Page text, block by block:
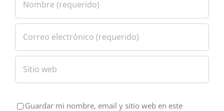
Guardar mi nombre, email y sitio web en este